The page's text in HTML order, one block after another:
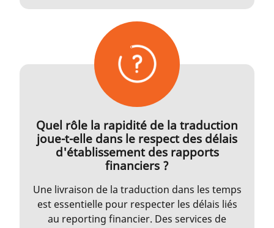
Quel rôle la rapidité de la traduction
joue-t-elle dans le respect des délais
d'établissement des rapports
financiers ?
Une livraison de la traduction dans les temps
est essentielle pour respecter les délais liés
au reporting financier. Des services de